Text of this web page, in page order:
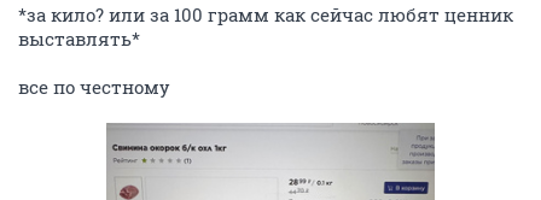
*за кило? или за 100 грамм как сейчас любят ценник
выставлять*
все по честному